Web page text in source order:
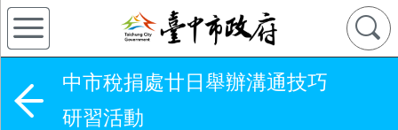
中市稅捐處廿日舉辦溝通技巧
研習活動